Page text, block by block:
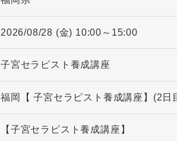
2026/08/28 (金) 10:00～15:00
子宮セラピスト養成講座
福岡【 子宮セラピスト養成講座】(2日
【子宮セラピスト養成講座】